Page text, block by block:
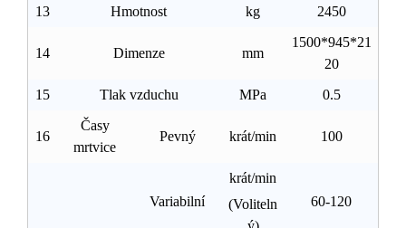
13
Hmotnost kg 2450
14 Dimenze mm
1500*945*21
20
15
Tlak vzduchu MPa 0.5
16
Časy
mrtvice
Pevný krát/min 100
Variabilní
krát/min
(Voliteln
60-120